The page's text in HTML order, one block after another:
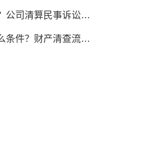
算民事诉讼是否中止？
财产清查流程是什么？